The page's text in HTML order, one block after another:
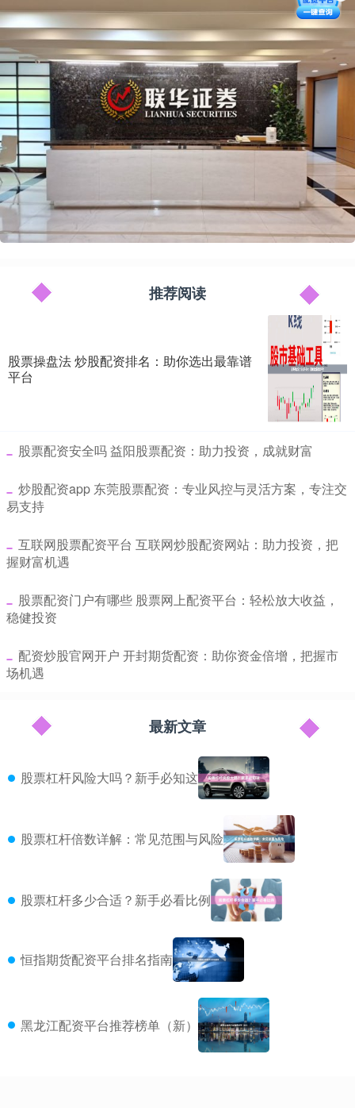
推荐阅读
股票操盘法 炒股配资排名：助你选出最靠谱
平台
​股票配资安全吗 益阳股票配资：助力投资，成就财富
​炒股配资app 东莞股票配资：专业风控与灵活方案，专注交
易支持
​互联网股票配资平台 互联网炒股配资网站：助力投资，把
握财富机遇
​股票配资门户有哪些 股票网上配资平台：轻松放大收益，
稳健投资
​配资炒股官网开户 开封期货配资：助你资金倍增，把握市
场机遇
最新文章
股票杠杆风险大吗？新手必知这
股票杠杆倍数详解：常见范围与风险
股票杠杆多少合适？新手必看比例
恒指期货配资平台排名指南
黑龙江配资平台推荐榜单（新）